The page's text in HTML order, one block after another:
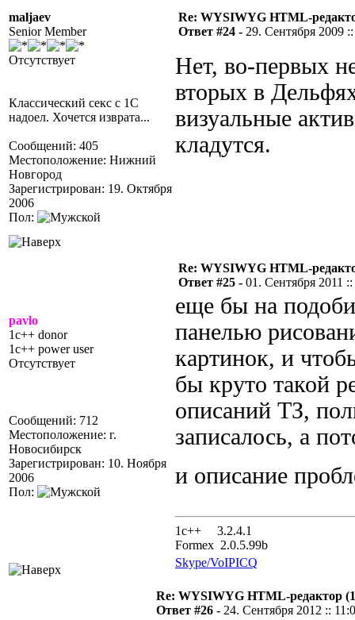
maljaev
Senior Member
Отсутствует
Классический секс с 1С
надоел. Хочется изврата...
Сообщений: 405
Местоположение: Нижний
Новгород
Зарегистрирован: 19. Октября
2006
Пол:
Re: WYSIWYG HTML-
Ответ #24 - 29. Сентября 2009
Нет, во-первых
вторых в
визуальные
кладутся.
pavlo
1c++ donor
1c++ power user
Отсутствует
Сообщений: 712
Местоположение: г.
Новосибирск
Зарегистрирован: 10. Ноября
2006
Пол:
Re: WYSIWYG HTML-
Ответ #25 - 01. Сентября 2011
еще бы на
панелью
картинок, и
бы круто такой
описаний ТЗ,
записалось, а
и описание
1с++ 3.2.4.1
Formex 2.0.5.99b
Skype/VoIPICQ
Re: WYSIWYG HTML-редактор
Ответ #26 - 24. Сентября 2012 ::